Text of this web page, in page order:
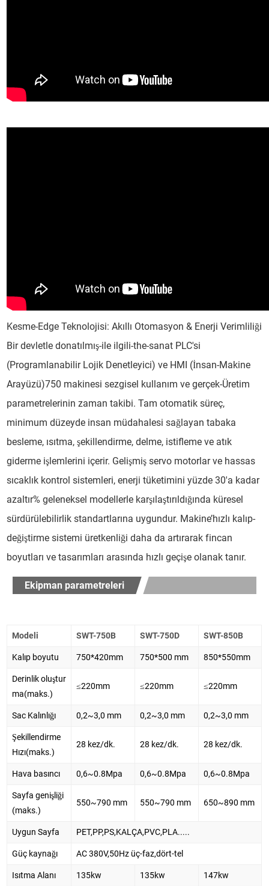
Kesme-Edge Teknolojisi: Akıllı Otomasyon & Enerji Verimliliği
Bir devletle donatılmış-ile ilgili-the-sanat PLC'si
(Programlanabilir Lojik Denetleyici) ve HMI (İnsan-Makine
Arayüzü)750 makinesi sezgisel kullanım ve gerçek-Üretim
parametrelerinin zaman takibi. Tam otomatik süreç,
minimum düzeyde insan müdahalesi sağlayan tabaka
besleme, ısıtma, şekillendirme, delme, istifleme ve atık
giderme işlemlerini içerir. Gelişmiş servo motorlar ve hassas
sıcaklık kontrol sistemleri, enerji tüketimini yüzde 30'a kadar
azaltır% geleneksel modellerle karşılaştırıldığında küresel
sürdürülebilirlik standartlarına uygundur. Makine’hızlı kalıp-
değiştirme sistemi üretkenliği daha da artırarak fincan
boyutları ve tasarımları arasında hızlı geçişe olanak tanır.
Ekipman parametreleri
Modeli SWT-750B SWT-750D SWT-850B
Kalıp boyutu 750*420mm 750*500 mm 850*550mm
Derinlik oluştur
ma(maks.)
≤220mm ≤220mm ≤220mm
Sac Kalınlığı 0,2~3,0 mm 0,2~3,0 mm 0,2~3,0 mm
Şekillendirme
Hızı(maks.)
28 kez/dk. 28 kez/dk. 28 kez/dk.
Hava basıncı 0,6~0.8Mpa 0,6~0.8Mpa 0,6~0.8Mpa
Sayfa genişliği
(maks.)
550~790 mm 550~790 mm 650~890 mm
Uygun Sayfa PET,PP,PS,KALÇA,PVC,PLA.....
Güç kaynağı AC 380V,50Hz üç-faz,dört-tel
Isıtma Alanı 135kw 135kw 147kw